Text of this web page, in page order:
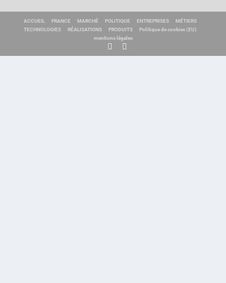
ACCUEIL FRANCE MARCHÉ POLITIQUE ENTREPRISES
MÉTIERS
TECHNOLOGIES
RÉALISATIONS PRODUITS
Politique de cookies (EU)
mentions légales